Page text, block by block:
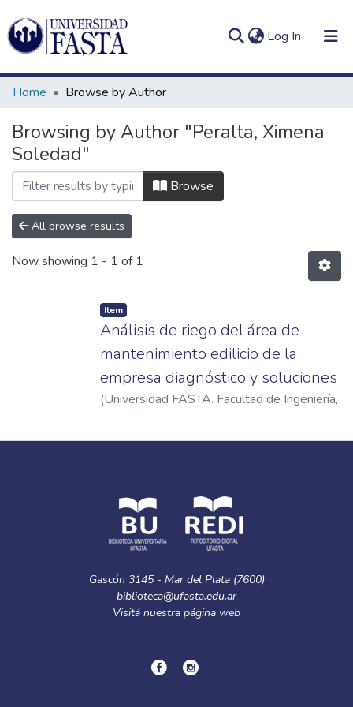
Log In (current)
Communities
&
Collections
All of DSpace
Log
In(current)
Home Browse by Author
Browsing by Author "Peralta, Ximena
Soledad"
Browse
All browse results
Now showing 1 - 1 of 1
Item
Análisis de riego del área de
mantenimiento edilicio de la
empresa diagnóstico y soluciones
(Universidad FASTA. Facultad de Ingeniería,
Gascón 3145 - Mar del Plata (7600)
biblioteca@ufasta.edu.ar
Visitá nuestra página web